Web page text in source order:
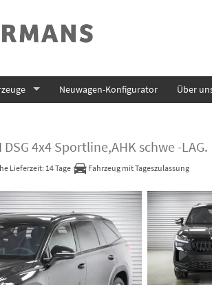
Neuwagen-Konfigurator Über
DSG 4x4 Sportline,AHK schwe -LAG.
Lieferzeit: 14 Tage Fahrzeug mit Tageszulassung